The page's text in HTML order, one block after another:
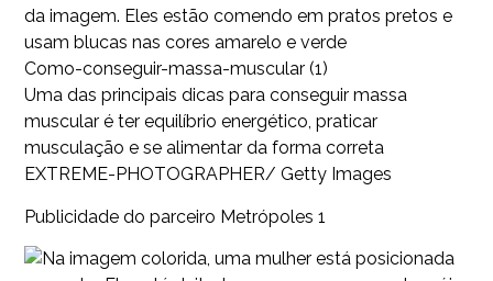
Como-conseguir-massa-muscular (1)
Uma das principais dicas para conseguir massa
muscular é ter equilíbrio energético, praticar
musculação e se alimentar da forma correta
EXTREME-PHOTOGRAPHER/ Getty Images
Publicidade do parceiro Metrópoles 1